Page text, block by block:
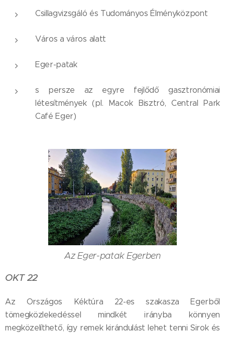
Csillagvizsgáló és Tudományos Élményközpont
Város a város alatt
Eger-patak
s persze az egyre fejlődő gasztronómiai
létesítmények (pl. Macok Bisztró, Central Park
Café Eger)
Az Eger-patak Egerben
OKT 22
Az Országos Kéktúra 22-es szakasza Egerből
tömegközlekedéssel mindkét irányba könnyen
megközelíthető, így remek kirándulást lehet tenni Sirok és